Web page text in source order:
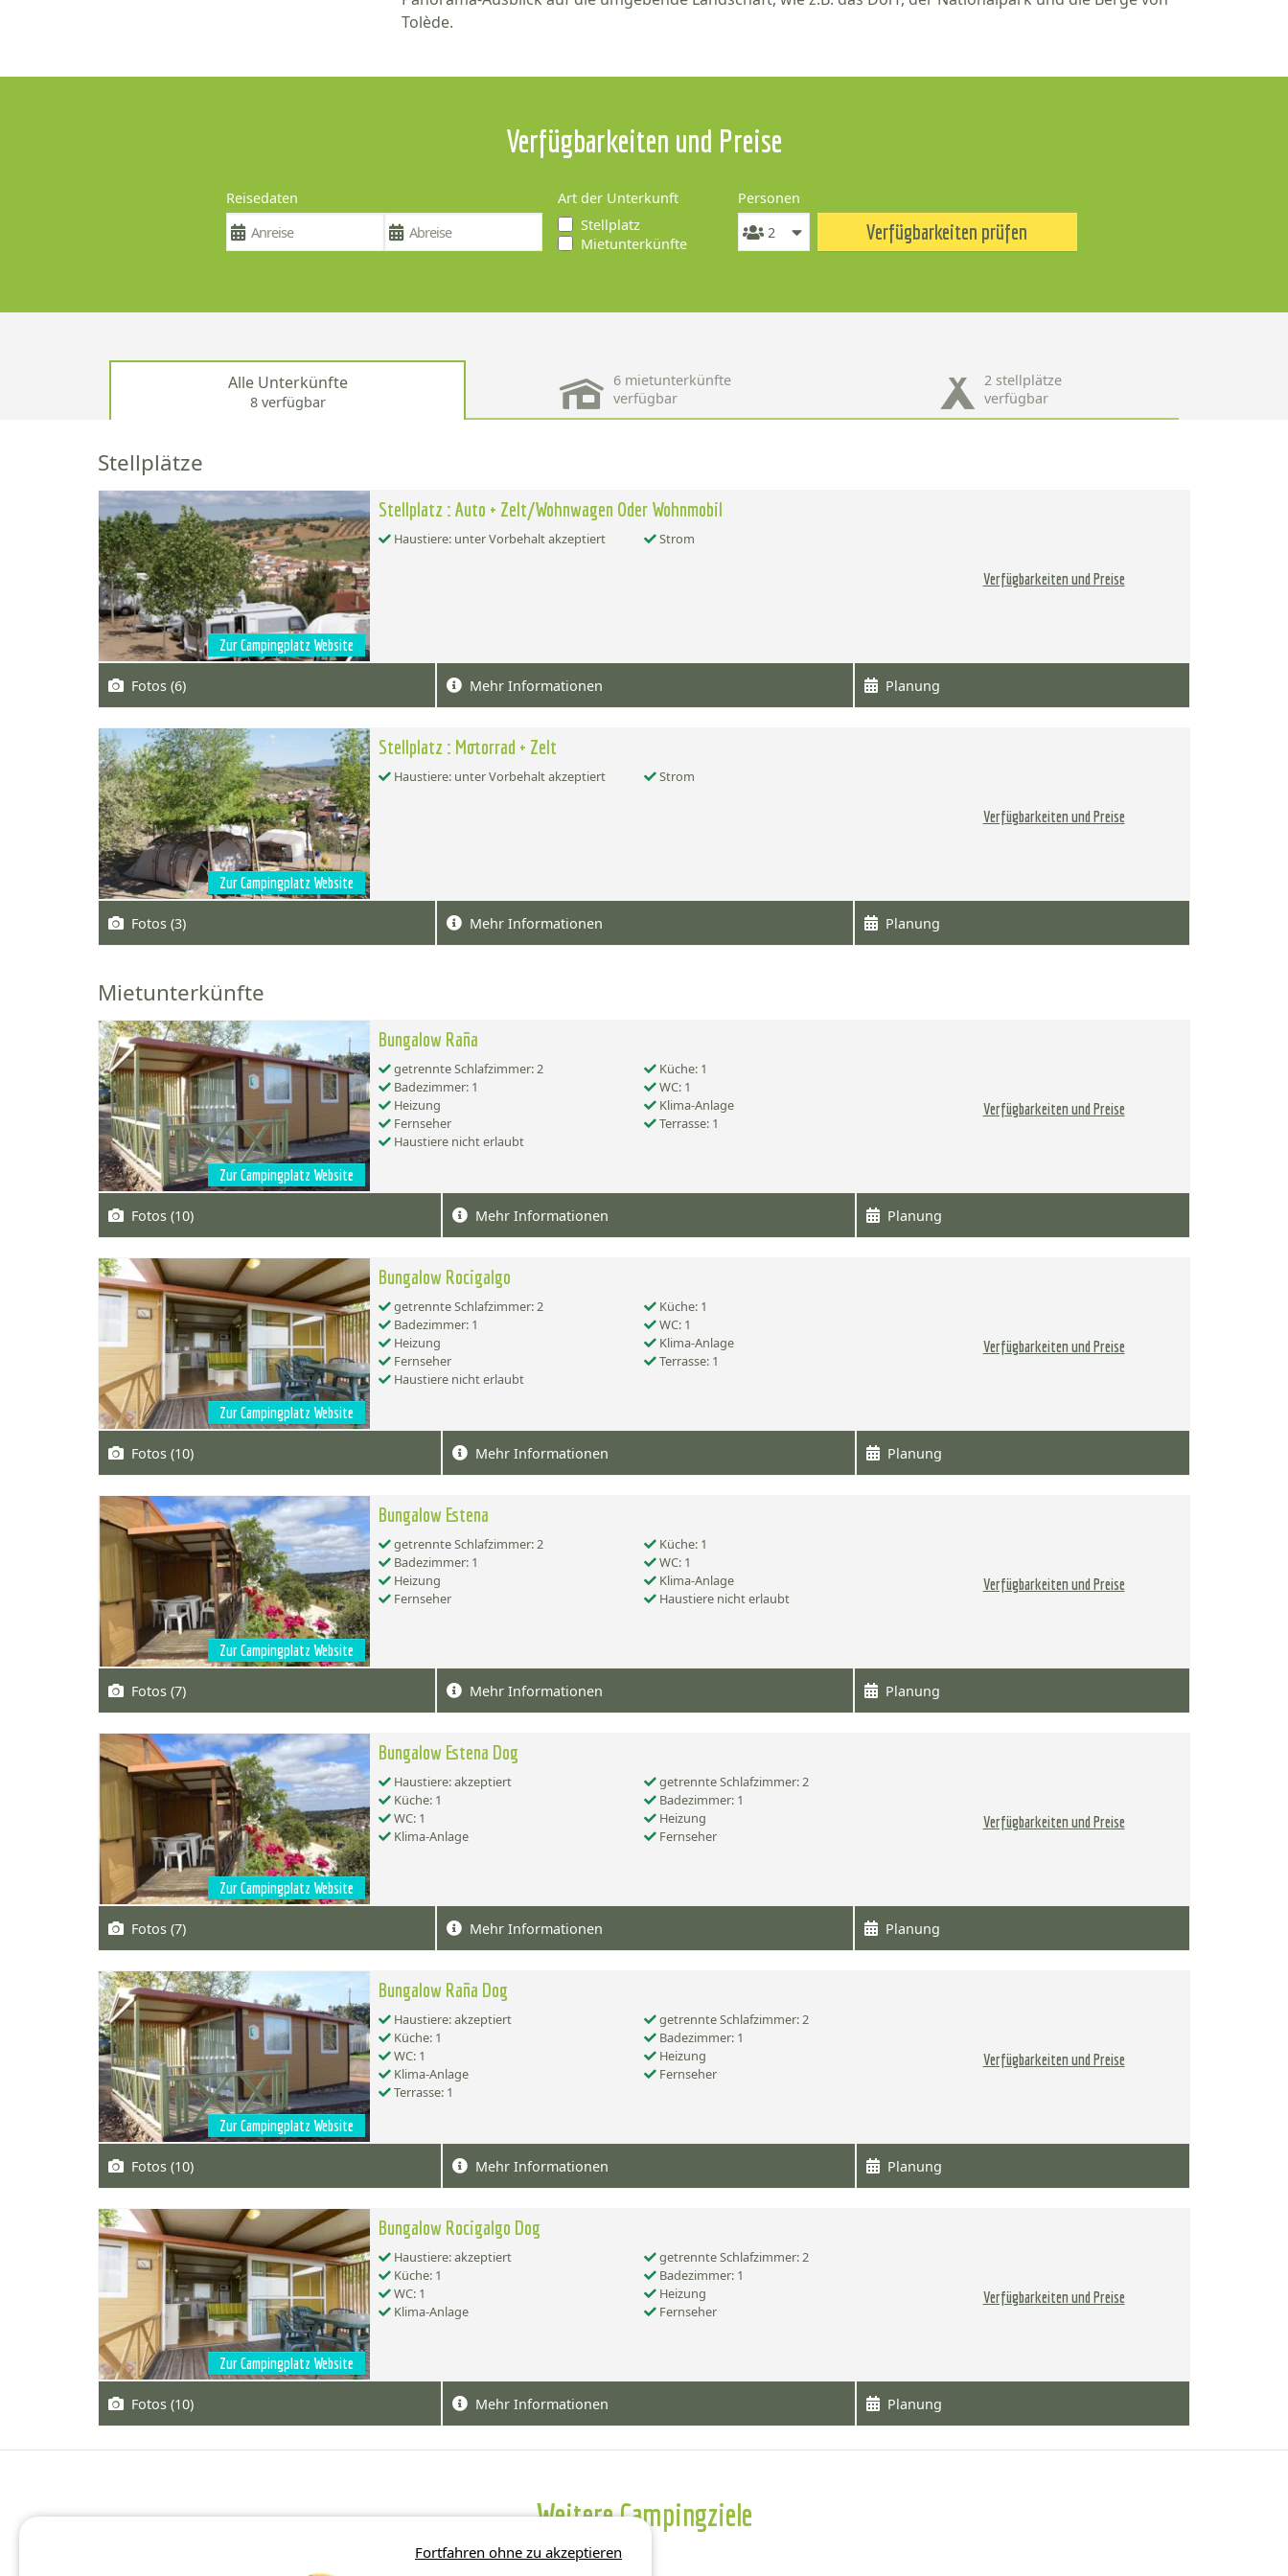
Tolède.
Verfügbarkeiten und Preise
Reisedaten
Art der Unterkunft
Stellplatz
Mietunterkünfte
Personen
Verfügbarkeiten prüfen
Alle Unterkünfte
8 verfügbar
6 mietunterkünfte
verfügbar
2 stellplätze
verfügbar
Stellplätze
Zur Campingplatz Website
Stellplatz : Auto + Zelt/Wohnwagen Oder Wohnmobil
Haustiere: unter Vorbehalt akzeptiert Strom
Verfügbarkeiten und Preise
Fotos (6) Mehr Informationen Planung
Zur Campingplatz Website
Stellplatz : Motorrad + Zelt
Haustiere: unter Vorbehalt akzeptiert Strom
Verfügbarkeiten und Preise
Fotos (3) Mehr Informationen Planung
Mietunterkünfte
Zur Campingplatz Website
Bungalow Raña
getrennte Schlafzimmer: 2
Küche: 1
Badezimmer: 1
WC: 1
Heizung
Klima-Anlage
Fernseher
Terrasse: 1
Haustiere nicht erlaubt
Verfügbarkeiten und Preise
Fotos (10) Mehr Informationen Planung
Zur Campingplatz Website
Bungalow Rocigalgo
getrennte Schlafzimmer: 2
Küche: 1
Badezimmer: 1
WC: 1
Heizung
Klima-Anlage
Fernseher
Terrasse: 1
Haustiere nicht erlaubt
Verfügbarkeiten und Preise
Fotos (10) Mehr Informationen Planung
Zur Campingplatz Website
Bungalow Estena
getrennte Schlafzimmer: 2
Küche: 1
Badezimmer: 1
WC: 1
Heizung
Klima-Anlage
Fernseher
Haustiere nicht erlaubt
Verfügbarkeiten und Preise
Fotos (7) Mehr Informationen Planung
Zur Campingplatz Website
Bungalow Estena Dog
Haustiere: akzeptiert
getrennte Schlafzimmer: 2
Küche: 1
Badezimmer: 1
WC: 1
Heizung
Klima-Anlage
Fernseher
Verfügbarkeiten und Preise
Fotos (7) Mehr Informationen Planung
Zur Campingplatz Website
Bungalow Raña Dog
Haustiere: akzeptiert
getrennte Schlafzimmer: 2
Küche: 1
Badezimmer: 1
WC: 1
Heizung
Klima-Anlage
Fernseher
Terrasse: 1
Verfügbarkeiten und Preise
Fotos (10) Mehr Informationen Planung
Zur Campingplatz Website
Bungalow Rocigalgo Dog
Haustiere: akzeptiert
getrennte Schlafzimmer: 2
Küche: 1
Badezimmer: 1
WC: 1
Heizung
Klima-Anlage
Fernseher
Verfügbarkeiten und Preise
Fotos (10) Mehr Informationen Planung
Weitere Campingziele
Fortfahren ohne zu akzeptieren